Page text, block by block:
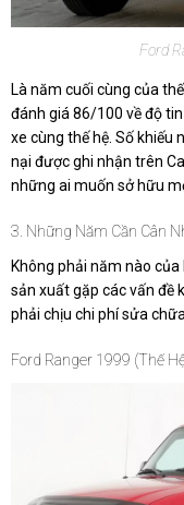
Ford
Là năm cuối cùng của
đánh giá 86/100 về độ
xe cùng thế hệ. Số khiếu
nại được ghi nhận trên
những ai muốn sở hữu
3. Những Năm Cần Cân
Không phải năm nào
sản xuất gặp các vấn đề
phải chịu chi phí sửa
Ford Ranger 1999 (Thế